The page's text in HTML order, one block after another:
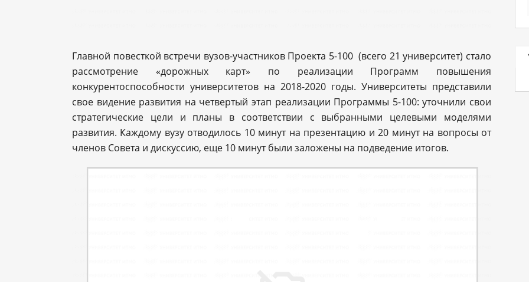
Главной повесткой встречи вузов-участников Проекта 5-100 (всего 21 университет) стало
рассмотрение «дорожных карт» по реализации Программ повышения
конкурентоспособности университетов на 2018-2020 годы. Университеты представили
свое видение развития на четвертый этап реализации Программы 5-100: уточнили свои
стратегические цели и планы в соответствии с выбранными целевыми моделями
развития. Каждому вузу отводилось 10 минут на презентацию и 20 минут на вопросы от
членов Совета и дискуссию, еще 10 минут были заложены на подведение итогов.